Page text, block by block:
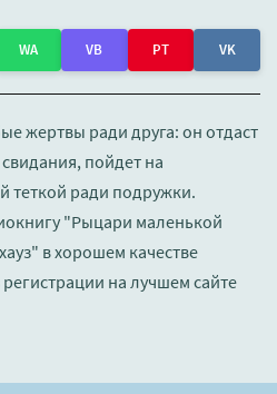
WA VB PT VK
жертвы ради друга: он отдаст
пойдет на
теткой ради подружки.
"Рыцари маленькой
в хорошем качестве
на лучшем сайте